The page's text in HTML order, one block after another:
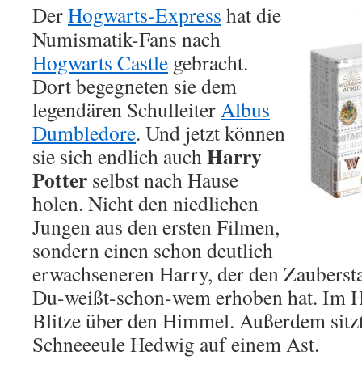
DerHogwarts-Express hat die
Numismatik-Fans nach
Hogwarts Castle gebracht.
Dort begegneten sie dem
legendären SchulleiterAlbus
Dumbledore. Und jetzt können
sie sich endlich auchHarry
Potter selbst nach Hause
holen. Nicht den niedlichen
Jungen aus den ersten Filmen,
sondern einen schon deutlich
erwachseneren Harry, der den
Du-weißt-schon-wem erhoben hat. Im
Blitze über den Himmel. Außerdem
Schneeeule Hedwig auf einem Ast.